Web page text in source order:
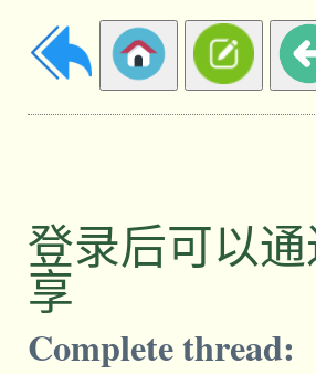
登录后可以通
享
Complete thread: